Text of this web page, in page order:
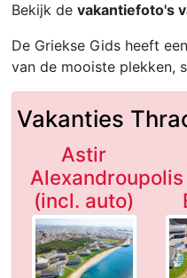
Bekijk de vakantiefoto's
De Griekse Gids heeft
van de mooiste plekken,
Vakanties
Astir
Alexandroupolis
(incl. auto)
*****